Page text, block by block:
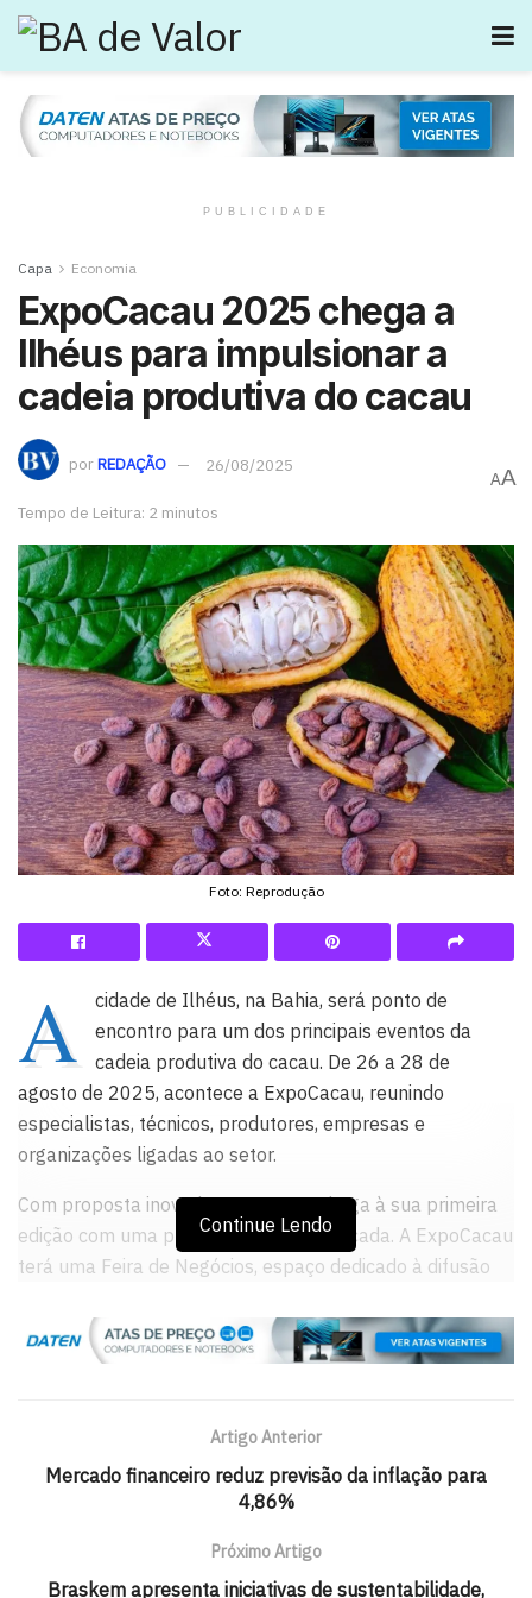
PUBLICIDADE
Capa Economia
ExpoCacau 2025 chega a
Ilhéus para impulsionar a
cadeia produtiva do cacau
porREDAÇÃO 26/08/2025
Tempo de Leitura: 2 minutos
AA
Foto: Reprodução
A
cidade de Ilhéus, na Bahia, será ponto de
encontro para um dos principais eventos da
cadeia produtiva do cacau. De 26 a 28 de
agosto de 2025, acontece a ExpoCacau, reunindo
especialistas, técnicos, produtores, empresas e
organizações ligadas ao setor.
Com proposta inovadora, o evento chega à sua primeira
edição com uma programação diversificada. A ExpoCacau
terá uma Feira de Negócios, espaço dedicado à difusão
serviços, como crédito agrícola. Também será um
ambiente de relacionamento, reunindo empresas
Outro destaque da programação é o Fórum Anual do
técnica com temas como aumento de produtividade,
Continue Lendo
Artigo Anterior
Mercado financeiro reduz previsão da inflação para
4,86%
Próximo Artigo
Braskem apresenta iniciativas de sustentabilidade,